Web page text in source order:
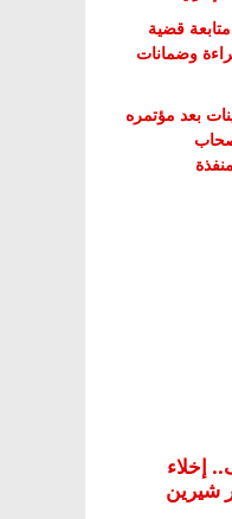
قضية
وضمانات
بعد مؤتمره